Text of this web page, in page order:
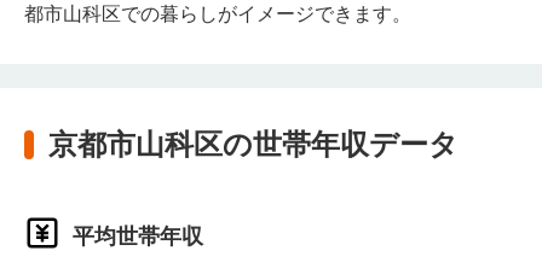
都市山科区での暮らしがイメージできます。
京都市山科区の世帯年収データ
平均世帯年収